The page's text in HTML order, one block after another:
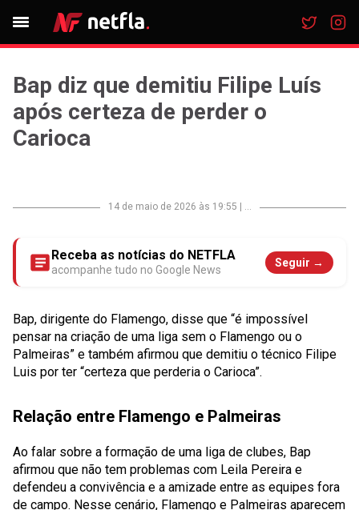
Bap diz que demitiu Filipe Luís
após certeza de perder o
Carioca
14 de maio de 2026 às 19:55 ...
Receba as notícias do NETFLA
acompanhe tudo no Google News
Seguir →
Bap, dirigente do Flamengo, disse que “é impossível
pensar na criação de uma liga sem o Flamengo ou o
Palmeiras” e também afirmou que demitiu o técnico Filipe
Luis por ter “certeza que perderia o Carioca”.
Relação entre Flamengo e Palmeiras
Ao falar sobre a formação de uma liga de clubes, Bap
afirmou que não tem problemas com Leila Pereira e
defendeu a convivência e a amizade entre as equipes fora
de campo. Nesse cenário, Flamengo e Palmeiras aparecem